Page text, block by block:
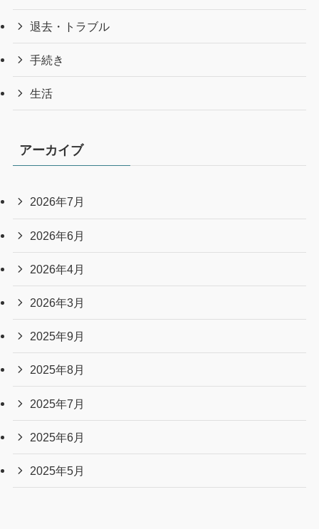
退去・トラブル
手続き
生活
アーカイブ
2026年7月
2026年6月
2026年4月
2026年3月
2025年9月
2025年8月
2025年7月
2025年6月
2025年5月